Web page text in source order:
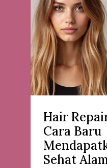
Hair
Cara Baru
Sehat